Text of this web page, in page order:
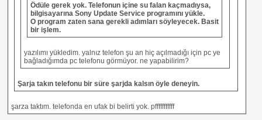
Ödüle gerek yok. Telefonun içine su falan kaçmadıysa,
bilgisayarına Sony Update Service programını yükle.
O program zaten sana gerekli adımları söyleyecek. Basit
bir işlem.
yazılımı yükledim. yalnız telefon şu an hiç açılmadığı için pc ye
bağladığımda pc telefonu görmüyor. ne yapabilirim?
Şarja takın telefonu bir süre şarjda kalsın öyle deneyin.
şarza taktım. telefonda en ufak bi belirti yok. pfffffffffff